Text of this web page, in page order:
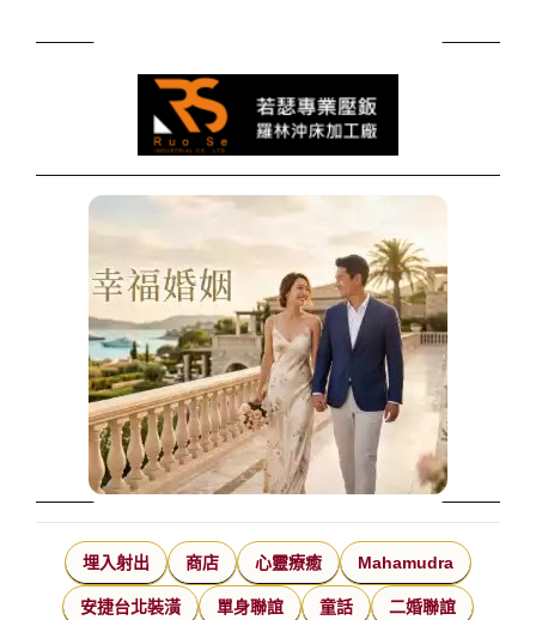
埋入射出 商店 心靈療癒 Mahamudra
安捷台北裝潢 單身聯誼 童話 二婚聯誼